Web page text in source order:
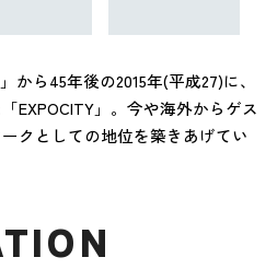
から45年後の2015年(平成27)に、
EXPOCITY」。今や海外からゲス
クとしての地位を築きあげてい